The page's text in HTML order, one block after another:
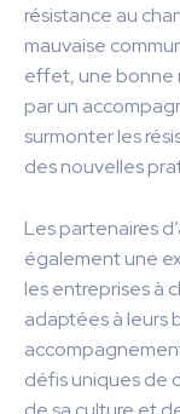
résistance au
mauvaise
effet, une bonne
par un
surmonter les
des nouvelles
Les partenaires
également une
les entreprises à
adaptées à leurs
défis uniques de